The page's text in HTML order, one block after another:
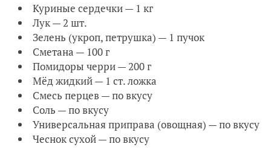
Куриные сердечки — 1 кг
Лук — 2 шт.
Зелень (укроп, петрушка) — 1 пучок
Сметана — 100 г
Помидоры черри — 200 г
Мёд жидкий — 1 ст. ложка
Смесь перцев — по вкусу
Соль — по вкусу
Универсальная приправа (овощная) — по вкусу
Чеснок сухой — по вкусу